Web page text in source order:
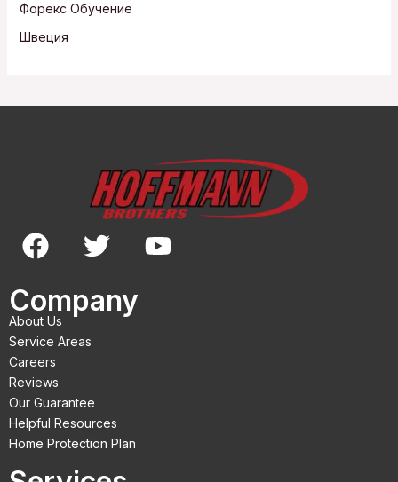
Форекс Обучение
Швеция
F
a
e
b
o
o
k
T
w
t
Y
o
Company
About Us
Service Areas
Careers
Reviews
Our Guarantee
Helpful Resources
Home Protection Plan